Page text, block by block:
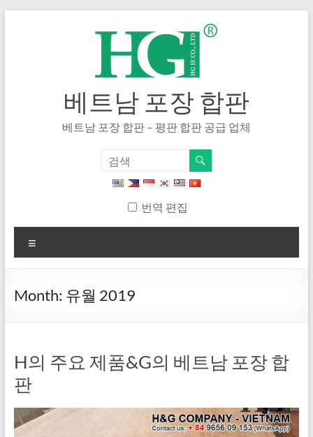
베트남 포장 합판
베트남 포장 합판 – 평판 합판 공급 업체
번역 편집
뉴
Month: 유월 2019
H의 주요 제품&G의 베트남 포장 합
판